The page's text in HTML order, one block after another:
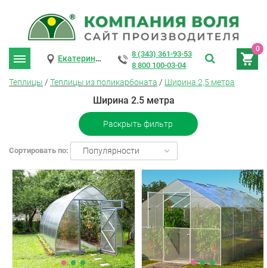
0
Екатеринбург
8 (343) 361-93-53
8 800 100-03-04
Теплицы / Теплицы из поликарбоната / Ширина 2,5 метра
Ширина 2.5 метра
Раскрыть фильтр
Сортировать по: Популярности